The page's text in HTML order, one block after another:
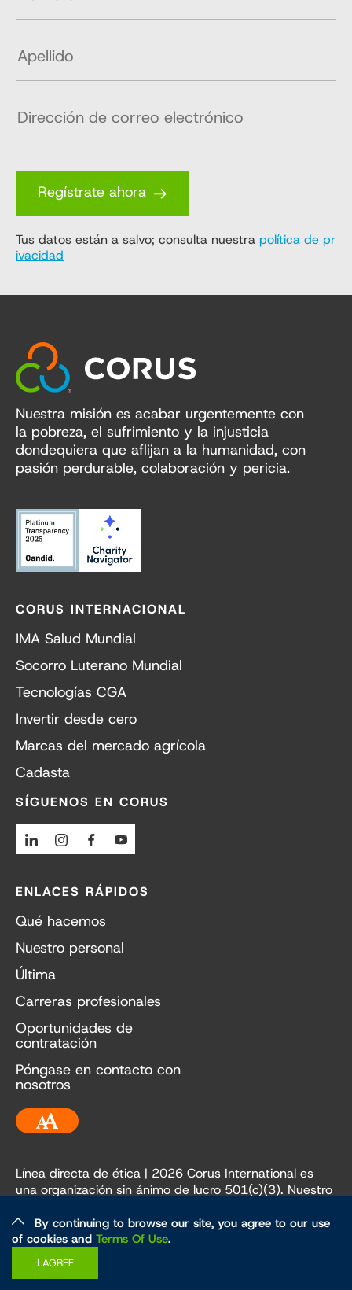
Regístrate ahora
Tus datos están a salvo; consulta nuestra política de pr
ivacidad
Nuestra misión es acabar urgentemente con
la pobreza, el sufrimiento y la injusticia
dondequiera que aflijan a la humanidad, con
pasión perdurable, colaboración y pericia.
CORUS INTERNACIONAL
IMA Salud Mundial
Socorro Luterano Mundial
Tecnologías CGA
Invertir desde cero
Marcas del mercado agrícola
Cadasta
SÍGUENOS EN CORUS
LinkedinInstagramFacebook
ENLACES RÁPIDOS
Qué hacemos
Nuestro personal
Última
Carreras profesionales
Oportunidades de
contratación
Póngase en contacto con
nosotros
Línea directa de ética | 2026 Corus International es
una organización sin ánimo de lucro 501(c)(3). Nuestro
Ética y políticas Política de privacidad
By continuing to browse our site, you agree to our use
of cookies and Terms Of Use.
I AGREE